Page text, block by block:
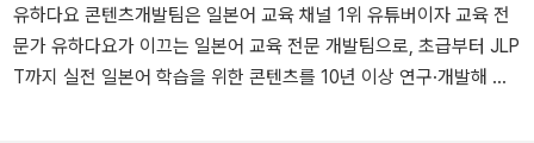
유하다요 콘텐츠개발팀은 일본어 교육 채널 1위 유튜버이자 교육 전
문가 유하다요가 이끄는 일본어 교육 전문 개발팀으로, 초급부터 JLP
T까지 실전 일본어 학습을 위한 콘텐츠를 10년 이상 연구·개발해 오